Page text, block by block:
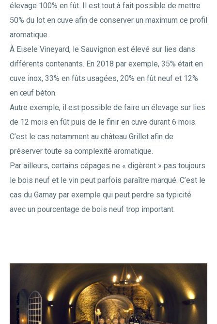
élevage 100% en fût. Il est tout à fait possible de mettre
50% du lot en cuve afin de conserver un maximum ce profil
aromatique.
À Eisele Vineyard, le Sauvignon est élevé sur lies dans
différents contenants. En 2018 par exemple, 35% était en
cuve inox, 33% en fûts usagées, 20% en fût neuf et 12%
en œuf béton.
Autre exemple, il est possible de faire un élevage sur lies
de 12 mois en fût puis de le finir en cuve durant 6 mois.
C’est le cas notamment au château Grillet afin de
préserver toute sa complexité aromatique.
Par ailleurs, certains cépages ne « digèrent » pas toujours
le bois neuf et le vin peut parfois paraître marqué. C’est le
cas du Gamay par exemple qui peut perdre sa typicité
avec un pourcentage de bois neuf trop important.